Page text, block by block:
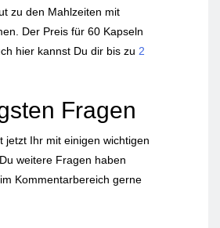
zu den Mahlzeiten mit
Der Preis für 60 Kapseln
hier kannst Du dir bis zu 2
Fragen
jetzt Ihr mit einigen wichtigen
weitere Fragen haben
Kommentarbereich gerne